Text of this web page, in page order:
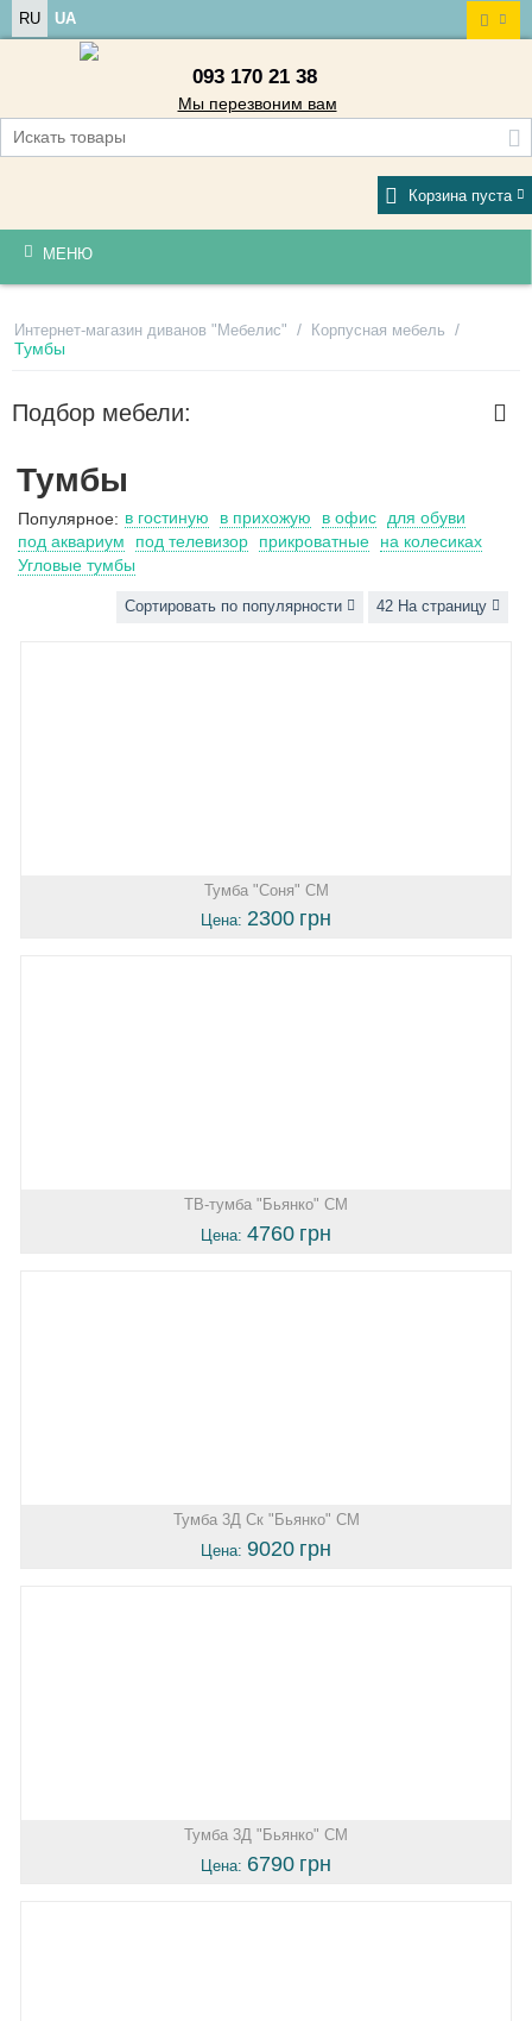
RU UA
093 170 21 38
Мы перезвоним вам
Корзина пуста
МЕНЮ
Интернет-магазин диванов "Мебелис" / Корпусная мебель /
Тумбы
Подбор мебели:
Тумбы
Популярное: в гостиную в прихожую в офис
для обуви
под аквариум
под телевизор прикроватные
на колесиках
Угловые тумбы
Сортировать по популярности 42 На страницу
Тумба "Соня" СМ
Цена: 2300 грн
ТВ-тумба "Бьянко" СМ
Цена: 4760 грн
Тумба 3Д Ск "Бьянко" СМ
Цена: 9020 грн
Тумба 3Д "Бьянко" СМ
Цена: 6790 грн